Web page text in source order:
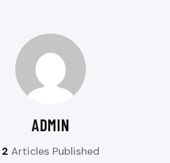
ADMIN
2 Articles Published